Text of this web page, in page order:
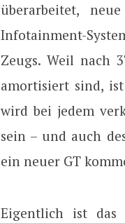
überarbeitet,
Infotainment-
Zeugs. Weil nach
amortisiert sind,
wird bei jedem
sein – und auch
ein neuer GT
Eigentlich ist das